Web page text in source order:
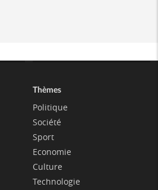
Thèmes
Politique
Société
Sport
Economie
Culture
Technologie